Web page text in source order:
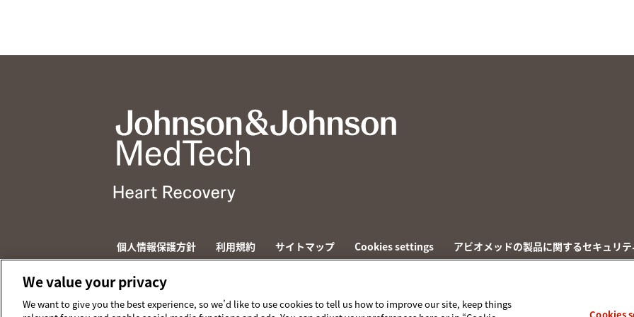
個人情報保護方針 利用規約 サイトマップ Cookies settings アビオメッドの製品に関するセキュリテ
© 2026 ABIOMED. All rights reserved.
We value your privacy
We want to give you the best experience, so we’d like to use cookies to tell us how to improve our site, keep things
Cookies